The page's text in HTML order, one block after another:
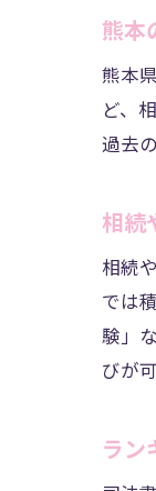
熊本
熊本
ど、
過去
相続
相続
では
験」
びが
ラン